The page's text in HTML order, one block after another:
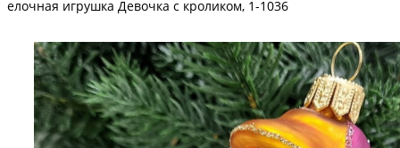
елочная игрушка Девочка с кроликом, 1-1036